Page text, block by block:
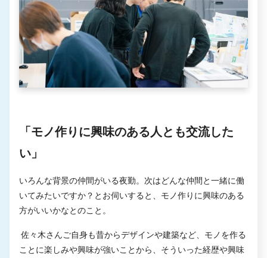
「モノ作りに興味のある人とも交流した
い」
いろんな背景の仲間がいる夜勤。次はどんな仲間と一緒に働
いてみたいですか？とお伺いすると、モノ作りに興味のある
方がいいかなとのこと。
佐々木さんご自身も昔からデザインや建築など、モノを作る
ことに楽しみや興味が強いことから、そういった経歴や興味